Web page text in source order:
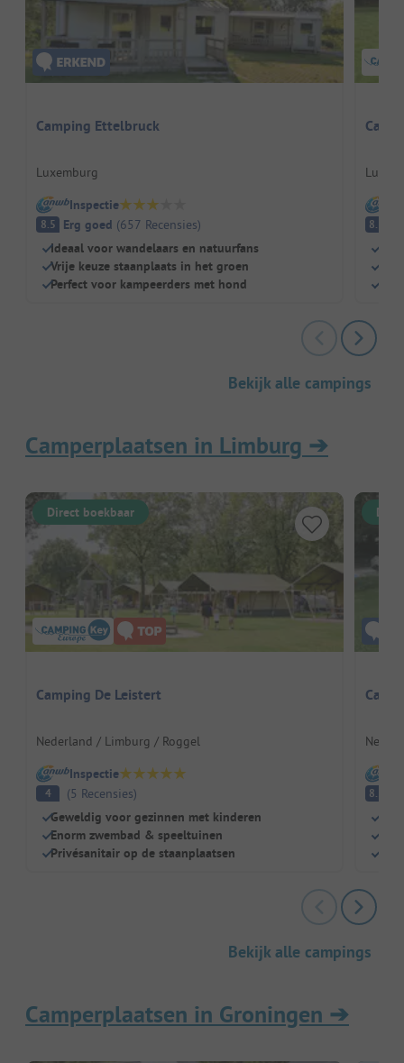
Camping Ettelbruck
Luxemburg
Inspectie
8.5 Erg goed (657 Recensies)
Ideaal voor wandelaars en natuurfans
Vrije keuze staanplaats in het groen
Perfect voor kampeerders met hond
8.3
Bekijk alle campings
Camperplaatsen in Limburg ➔
Direct boekbaar
Camping De Leistert
Nederland / Limburg / Roggel
Inspectie
4 (5 Recensies)
Geweldig voor gezinnen met kinderen
Enorm zwembad & speeltuinen
Privésanitair op de staanplaatsen
8.5
Bekijk alle campings
Camperplaatsen in Groningen ➔